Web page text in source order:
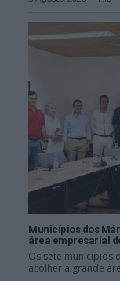
Municípios dos
área empresarial
Os sete municípios
acolher a grande